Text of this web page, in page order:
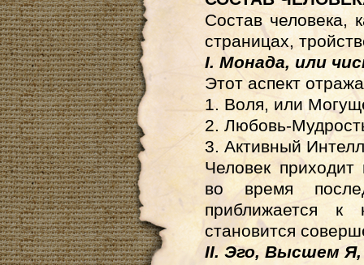
Состав человека,
страницах,
I. Монада, или
Этот аспект
1. Воля, или
2. Любовь-
3. Активный
Человек
во время
приближается к
становится
II. Эго, Высшем